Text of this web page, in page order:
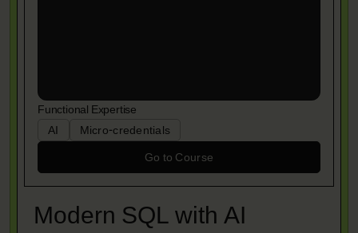
Functional Expertise
AI
Micro-credentials
Go to Course
Modern SQL with AI